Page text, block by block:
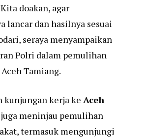
doakan, agar
lancar dan hasilnya sesuai
seraya menyampaikan
Polri dalam pemulihan
Tamiang.
kunjungan kerja ke Aceh
meninjau pemulihan
termasuk mengunjungi